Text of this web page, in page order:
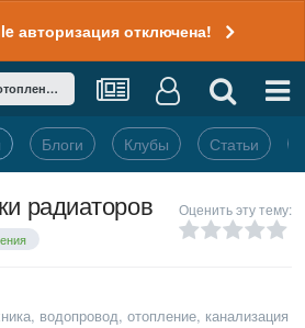
авторизация отключена!
Сантехника, водопровод, отопление, канализация
Блоги Клубы Статьи
радиаторов Оценить эту тему:
водопровод, отопление, канализация